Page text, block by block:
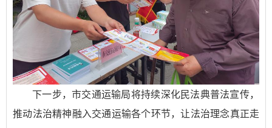
下一步，市交通运输局将持续深化民法典普法宣传，
推动法治精神融入交通运输各个环节，让法治理念真正走